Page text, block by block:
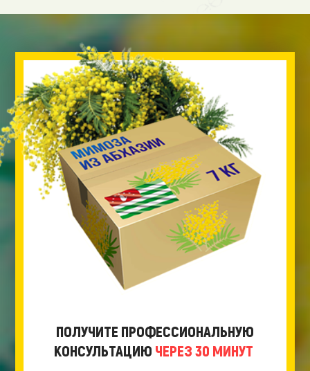
ПОЛУЧИТЕ ПРОФЕССИОНАЛЬНУЮ
КОНСУЛЬТАЦИЮ ЧЕРЕЗ 30 МИНУТ